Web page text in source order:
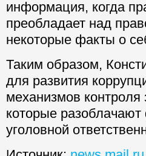
информация, когда
преобладает над
некоторые факты о
Таким образом,
для развития
механизмов
которые
уголовной